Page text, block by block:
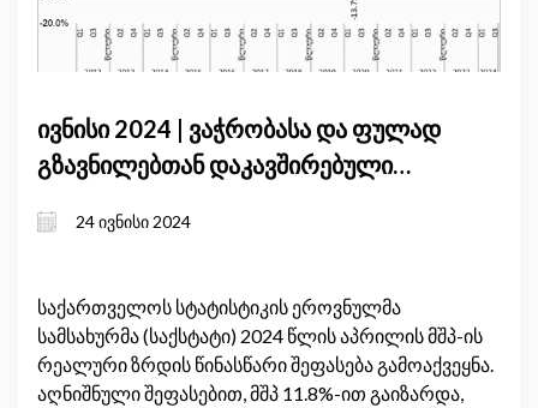
ივნისი 2024 | ვაჭრობასა და ფულად
გზავნილებთან დაკავშირებული
ზრდის პროგნოზი აპრილში
24 ივნისი 2024
საქართველოს სტატისტიკის ეროვნულმა
სამსახურმა (საქსტატი) 2024 წლის აპრილის მშპ-ის
რეალური ზრდის წინასწარი შეფასება გამოაქვეყნა.
აღნიშნული შეფასებით, მშპ 11.8%-ით გაიზარდა,